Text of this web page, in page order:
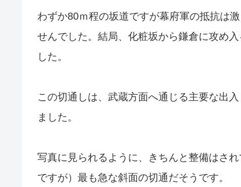
わずか80ｍ程の坂道ですが幕府軍の抵抗は
せんでした。結局、化粧坂から鎌倉に攻め入
した。
この切通しは、武蔵方面へ通じる主要な出
ました。
写真に見られるように、きちんと整備はされ
ですが）最も急な斜面の切通だそうです。